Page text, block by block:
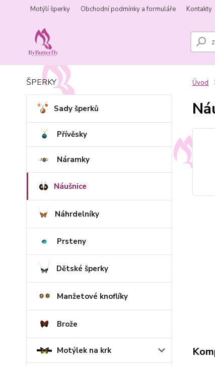
Motýlí šperky Obchodní podmínky a formuláře Kontakty
ŠPERKY
Sady šperků
Přívěsky
Náramky
Náušnice
Náhrdelníky
Prsteny
Dětské šperky
Manžetové knoflíky
Brože
Motýlek na krk
Úvod